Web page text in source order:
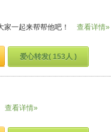
家一起来帮帮他吧！ 查看详情»
爱心转发( 153人 )
查看详情»